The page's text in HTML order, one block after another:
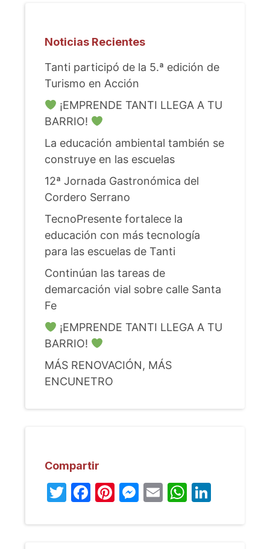
Noticias Recientes
Tanti participó de la 5.ª edición de
Turismo en Acción
¡EMPRENDE TANTI LLEGA A TU
BARRIO!
La educación ambiental también se
construye en las escuelas
12ª Jornada Gastronómica del
Cordero Serrano
TecnoPresente fortalece la
educación con más tecnología
para las escuelas de Tanti
Continúan las tareas de
demarcación vial sobre calle Santa
Fe
¡EMPRENDE TANTI LLEGA A TU
BARRIO!
MÁS RENOVACIÓN, MÁS
ENCUNETRO
Compartir
Twitter
Facebook
Pinterest
Messenger
Email